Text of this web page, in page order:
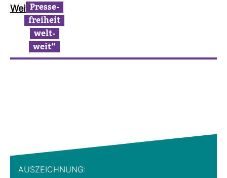
Pres­se­
frei­heit
welt­
weit“
Wei­ter­lesen
AUS­ZEICH­NUNG: